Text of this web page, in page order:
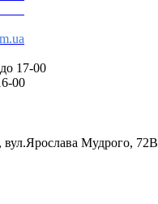
17-00
00
вул.Ярослава Мудрого, 72В